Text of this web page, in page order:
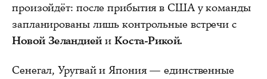
произойдёт: после прибытия в США у команды
запланированы лишь контрольные встречи с
Новой Зеландией и Коста-Рикой.
Сенегал, Уругвай и Япония — единственные